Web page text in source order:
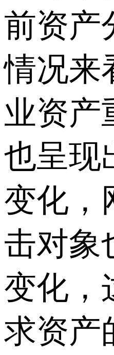
前资产
情况来
业资产
也呈现
变化，
击对象
变化，
求资产